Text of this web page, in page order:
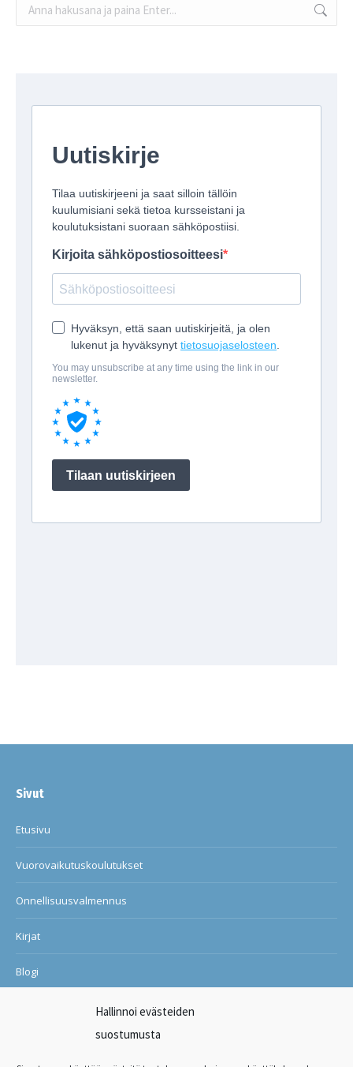
Hallinnoi evästeiden
suostumusta
Search:
Sivut
Etusivu
Vuorovaikutuskoulutukset
Onnellisuusvalmennus
Kirjat
Blogi
Ilon ja onnellisuuden kuntosali
Suosituksia asiakkailtani